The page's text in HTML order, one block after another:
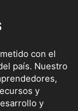
con el
país. Nuestro
y
y